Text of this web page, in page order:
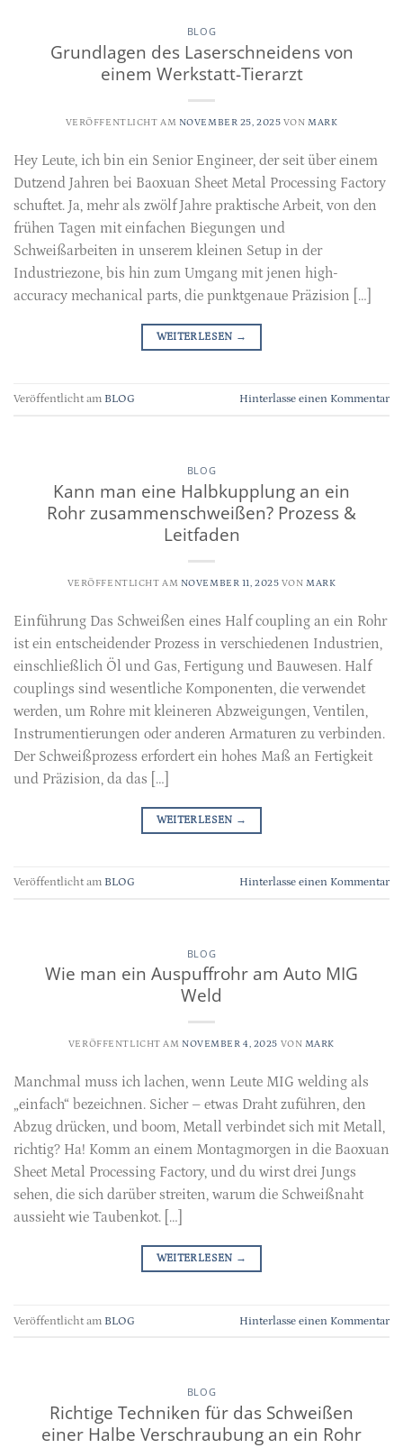
BLOG
Grundlagen des Laserschneidens von
einem Werkstatt-Tierarzt
VERÖFFENTLICHT AM NOVEMBER 25, 2025 VONMARK
Hey Leute, ich bin ein Senior Engineer, der seit über einem
Dutzend Jahren bei Baoxuan Sheet Metal Processing Factory
schuftet. Ja, mehr als zwölf Jahre praktische Arbeit, von den
frühen Tagen mit einfachen Biegungen und
Schweißarbeiten in unserem kleinen Setup in der
Industriezone, bis hin zum Umgang mit jenen high-
accuracy mechanical parts, die punktgenaue Präzision […]
WEITERLESEN →
Veröffentlicht am BLOG Hinterlasse einen Kommentar
BLOG
Kann man eine Halbkupplung an ein
Rohr zusammenschweißen? Prozess &
Leitfaden
VERÖFFENTLICHT AM NOVEMBER 11, 2025 VON MARK
Einführung Das Schweißen eines Half coupling an ein Rohr
ist ein entscheidender Prozess in verschiedenen Industrien,
einschließlich Öl und Gas, Fertigung und Bauwesen. Half
couplings sind wesentliche Komponenten, die verwendet
werden, um Rohre mit kleineren Abzweigungen, Ventilen,
Instrumentierungen oder anderen Armaturen zu verbinden.
Der Schweißprozess erfordert ein hohes Maß an Fertigkeit
und Präzision, da das […]
WEITERLESEN →
Veröffentlicht am BLOG Hinterlasse einen Kommentar
BLOG
Wie man ein Auspuffrohr am Auto MIG
Weld
VERÖFFENTLICHT AM NOVEMBER 4, 2025 VON MARK
Manchmal muss ich lachen, wenn Leute MIG welding als
„einfach“ bezeichnen. Sicher – etwas Draht zuführen, den
Abzug drücken, und boom, Metall verbindet sich mit Metall,
richtig? Ha! Komm an einem Montagmorgen in die Baoxuan
Sheet Metal Processing Factory, und du wirst drei Jungs
sehen, die sich darüber streiten, warum die Schweißnaht
aussieht wie Taubenkot. […]
WEITERLESEN →
Veröffentlicht am BLOG Hinterlasse einen Kommentar
BLOG
Richtige Techniken für das Schweißen
einer Halbe Verschraubung an ein Rohr